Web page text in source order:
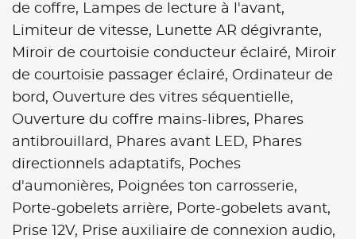
de coffre,
Lampes de lecture à l'avant,
Limiteur de vitesse,
Lunette AR dégivrante,
Miroir de courtoisie conducteur éclairé, Miroir
de courtoisie passager éclairé, Ordinateur de
bord, Ouverture des vitres séquentielle,
Ouverture du coffre mains-libres, Phares
antibrouillard, Phares avant LED, Phares
directionnels adaptatifs, Poches
d'aumonières, Poignées ton carrosserie,
Porte-gobelets arrière, Porte-gobelets avant,
Prise 12V, Prise auxiliaire de connexion audio,